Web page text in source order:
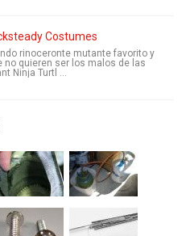
Costumes
rinoceronte mutante favorito y
no quieren ser los malos de las
Ninja Turtl ...